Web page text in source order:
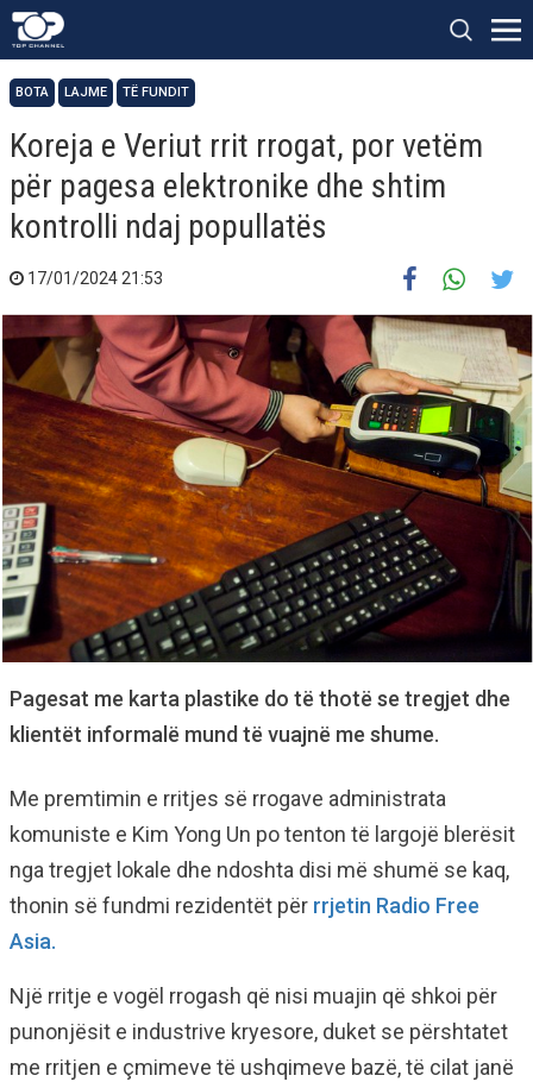
BOTA LAJME TË FUNDIT
Koreja e Veriut rrit rrogat, por vetëm
për pagesa elektronike dhe shtim
kontrolli ndaj popullatës
17/01/2024 21:53
Pagesat me karta plastike do të thotë se tregjet dhe
klientët informalë mund të vuajnë me shume.
Me premtimin e rritjes së rrogave administrata
komuniste e Kim Yong Un po tenton të largojë blerësit
nga tregjet lokale dhe ndoshta disi më shumë se kaq,
thonin së fundmi rezidentët për rrjetin Radio Free
Asia.
Një rritje e vogël rrogash që nisi muajin që shkoi për
punonjësit e industrive kryesore, duket se përshtatet
me rritjen e çmimeve të ushqimeve bazë, të cilat janë